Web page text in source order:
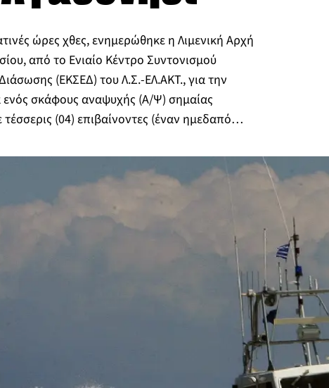
ώρες χθες, ενημερώθηκε η Λιμενική Αρχή
από το Ενιαίο Κέντρο Συντονισμού
(ΕΚΣΕΔ) του Λ.Σ.-ΕΛ.ΑΚΤ., για την
ενός σκάφους αναψυχής (Α/Ψ) σημαίας
(04) επιβαίνοντες (έναν ημεδαπό…